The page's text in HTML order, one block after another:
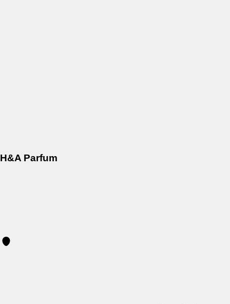
H&A Parfum